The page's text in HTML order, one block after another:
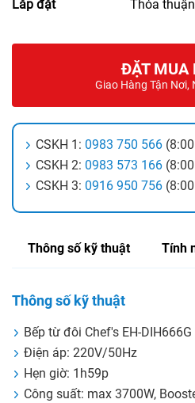
Lắp đặt
Thỏa thuận
ĐẶT MUA
Giao Hàng Tận Nơi,
CSKH 1: 0983 750 566
CSKH 2: 0983 573 166
CSKH 3: 0916 950 756
Thông số kỹ thuật Tính
Thông số kỹ thuật
Bếp từ đôi Chef's EH-DIH666G
Điện áp: 220V/50Hz
Hẹn giờ: 1h59p
Công suất: max 3700W,